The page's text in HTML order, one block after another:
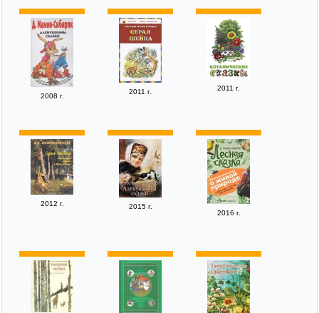
2008 г.
2011 г. 2011 г.
2012 г.
2015 г.
2016 г.